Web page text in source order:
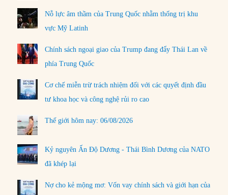
Nỗ lực âm thầm của Trung Quốc nhằm thống trị khu
vực Mỹ Latinh
Chính sách ngoại giao của Trump đang đẩy Thái Lan về
phía Trung Quốc
Cơ chế miễn trừ trách nhiệm đối với các quyết định đầu
tư khoa học và công nghệ rủi ro cao
Thế giới hôm nay: 06/08/2026
Kỷ nguyên Ấn Độ Dương - Thái Bình Dương của NATO
đã khép lại
Nợ cho kẻ mộng mơ: Vốn vay chính sách và giới hạn của